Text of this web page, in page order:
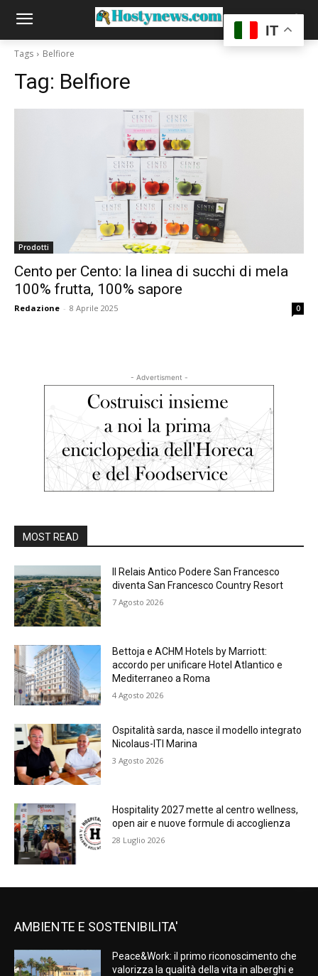
Tags Belfiore
Tag: Belfiore
Prodotti
Cento per Cento: la linea di succhi di mela
100% frutta, 100% sapore
Redazione - 8 Aprile 2025 0
- Advertisment -
MOST READ
Il Relais Antico Podere San Francesco
diventa San Francesco Country Resort
7 Agosto 2026
Bettoja e ACHM Hotels by Marriott:
accordo per unificare Hotel Atlantico e
Mediterraneo a Roma
4 Agosto 2026
Ospitalità sarda, nasce il modello integrato
Nicolaus-ITI Marina
3 Agosto 2026
Hospitality 2027 mette al centro wellness,
open air e nuove formule di accoglienza
28 Luglio 2026
AMBIENTE E SOSTENIBILITA'
Peace&Work: il primo riconoscimento che
valorizza la qualità della vita in alberghi e
IT